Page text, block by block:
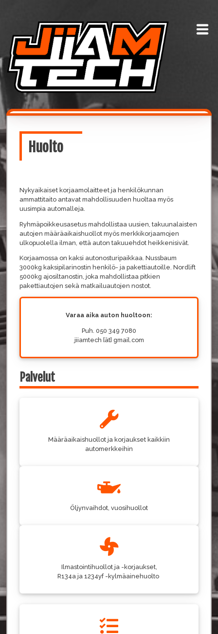
content
Huolto
Nykyaikaiset korjaamolaitteet ja henkilökunnan
ammattitaito antavat mahdollisuuden huoltaa myös
uusimpia automalleja.
Ryhmäpoikkeusasetus mahdollistaa uusien, takuunalaisten
autojen määräaikaishuollot myös merkkikorjaamojen
ulkopuolella ilman, että auton takuuehdot heikkenisivät.
Korjaamossa on kaksi autonosturipaikkaa. Nussbaum
3000kg kaksipilarinostin henkilö- ja pakettiautoille. Nordlift
5000kg ajosiltanostin, joka mahdollistaa pitkien
pakettiautojen sekä matkailuautojen nostot.
Varaa aika auton huoltoon:
Puh. 050 349 7080
jiiamtech [ät] gmail.com
Palvelut
Määräaikaishuollot ja korjaukset kaikkiin
automerkkeihin
Öljynvaihdot, vuosihuollot
Ilmastointihuollot ja -korjaukset,
R134a ja 1234yf -kylmäainehuolto